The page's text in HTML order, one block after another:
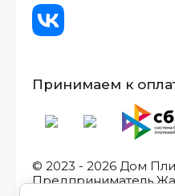
© 2023 - 2026 Дом
Предприниматель
Принимаем к